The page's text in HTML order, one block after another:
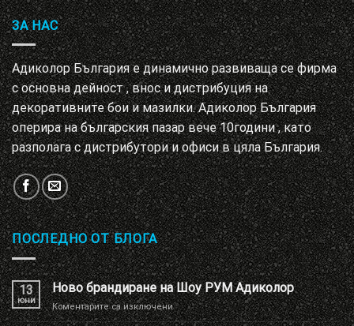
ЗА НАС
Адиколор България е динамично развиваща се фирма
с основна дейност , внос и дистрибуция на
декоративните бои и мазилки. Адиколор България
оперира на българския пазар вече 10години , като
разполага с дистрибутори и офиси в цяла България.
ПОСЛЕДНО ОТ БЛОГА
13
юни
Ново брандиране на Шоу РУМ Адиколор
Коментарите са изключениза
Ново